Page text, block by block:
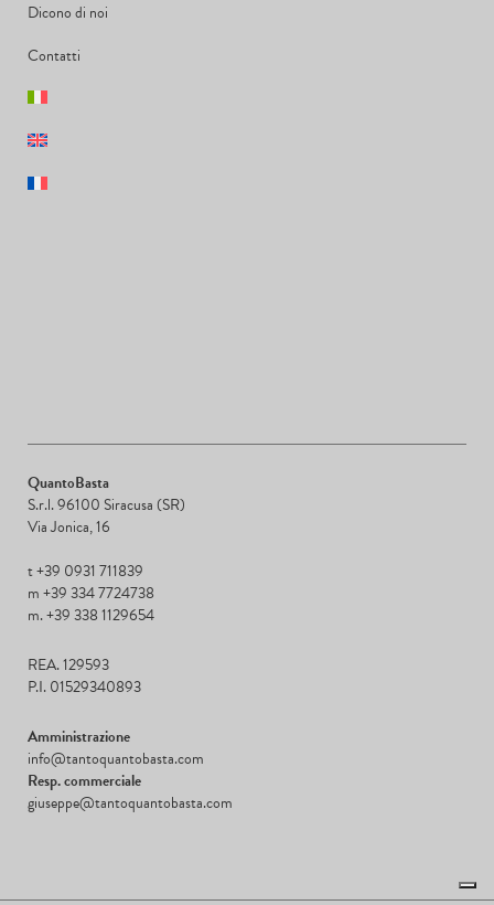
Dicono di noi
Contatti
QuantoBasta
S.r.l. 96100 Siracusa (SR)
Via Jonica, 16
t +39 0931 711839
m +39 334 7724738
m. +39 338 1129654
REA. 129593
P.I. 01529340893
Amministrazione
info@tantoquantobasta.com
Resp. commerciale
giuseppe@tantoquantobasta.com